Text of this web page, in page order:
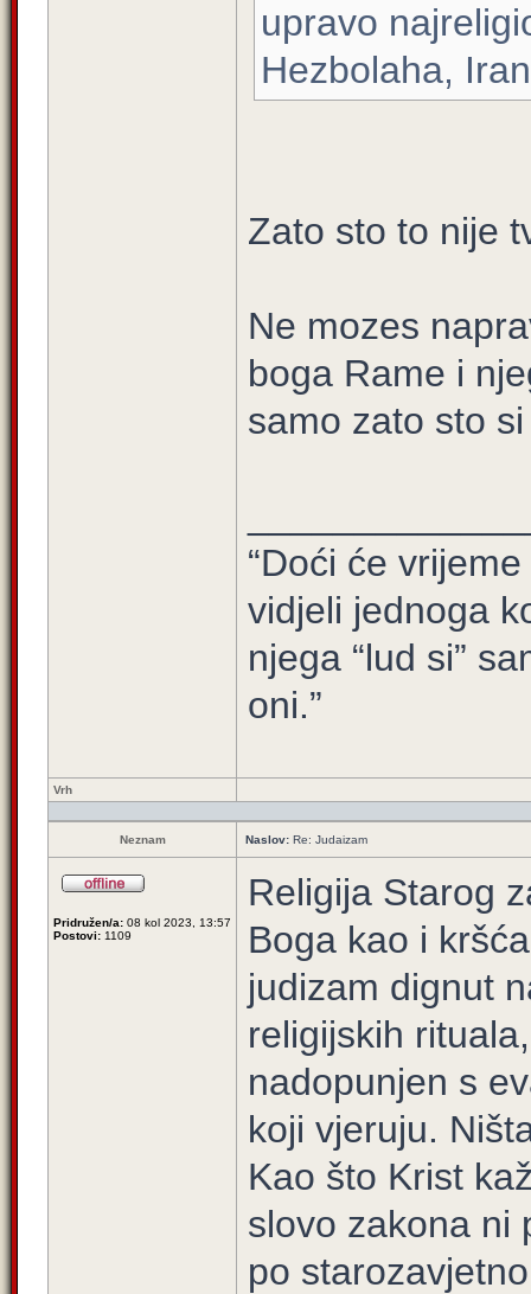
upravo
Hezbolaha,
Zato sto to nije
Ne mozes
boga Rame i
samo zato sto
“Doći će
vidjeli jednoga
njega “lud si”
oni.”
Vrh
Neznam Naslov: Re: Judaizam
Pridružen/a: 08 kol 2023, 13:57
Postovi: 1109
Religija Starog
Boga kao i
judizam dignut
religijskih
nadopunjen s
koji vjeruju.
Kao što Krist
slovo zakona ni
po